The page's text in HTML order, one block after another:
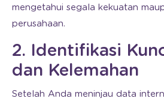
mengetahui segala kekuatan
perusahaan.
2. Identifikasi
dan Kelemahan
Setelah Anda meninjau data